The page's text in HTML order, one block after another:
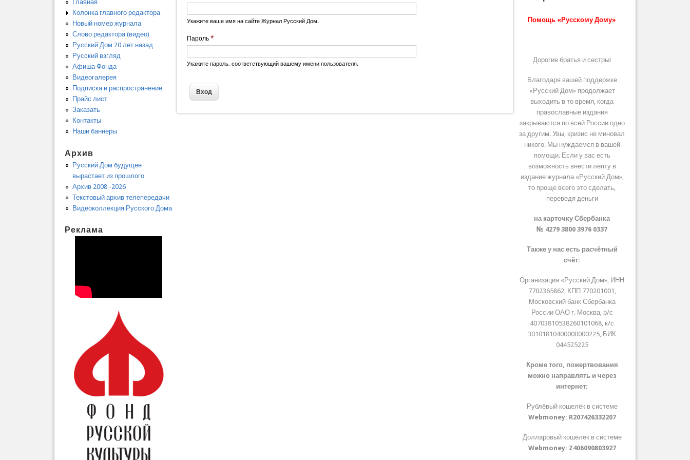
Укажите ваше имя на сайте Журнал Русский Дом.
Пароль*
Укажите пароль, соответствующий вашему имени пользователя.
Главная
Колонка главного редактора
Новый номер журнала
Слово редактора (видео)
Русский Дом 20 лет назад
Русский взгляд
Афиша Фонда
Видеогалерея
Подписка и распространение
Прайс лист
Заказать
Контакты
Наши баннеры
Архив
Русский Дом будущее
вырастает из прошлого
Архив 2008 -2026
Текстовый архив телепередачи
Видеоколлекция Русского Дома
Реклама
Помощь «Русскому Дому»
Дорогие братья и сестры!
Благодаря вашей поддержке
«Русский Дом» продолжает
выходить в то время, когда
православные издания
закрываются по всей России одно
за другим. Увы, кризис не миновал
никого. Мы нуждаемся в вашей
помощи. Если у вас есть
возможность внести лепту в
издание журнала «Русский Дом»,
то проще всего это сделать,
переведя деньги
на карточку Сбербанка
№ 4279 3800 3976 0337
Также у нас есть расчётный
счёт:
Организация «Русский Дом», ИНН
7702365862, КПП 770201001,
Московский банк Сбербанка
России ОАО г. Москва, р/с
40703810538260101068, к/с
30101810400000000225, БИК
044525225
Кроме того, пожертвования
можно направлять и через
интернет:
Рублёвый кошелёк в системе
Webmoney: R207426332207
Долларовый кошелёк в системе
Webmoney: Z406090803927